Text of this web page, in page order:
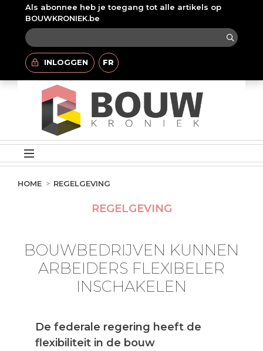
Als abonnee heb je toegang tot alle artikels op
BOUWKRONIEK.be
INLOGGEN FR
HOME REGELGEVING
REGELGEVING
BOUWBEDRIJVEN KUNNEN
ARBEIDERS FLEXIBELER
INSCHAKELEN
De federale regering heeft de
flexibiliteit in de bouw